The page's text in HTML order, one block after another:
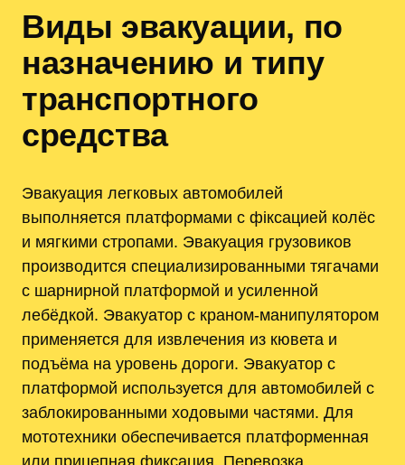
Виды эвакуации, по
назначению и типу
транспортного
средства
Эвакуация легковых автомобилей
выполняется платформами с фіксацией колёс
и мягкими стропами. Эвакуация грузовиков
производится специализированными тягачами
с шарнирной платформой и усиленной
лебёдкой. Эвакуатор с краном-манипулятором
применяется для извлечения из кювета и
подъёма на уровень дороги. Эвакуатор с
платформой используется для автомобилей с
заблокированными ходовыми частями. Для
мототехники обеспечивается платформенная
или прицепная фиксация. Перевозка